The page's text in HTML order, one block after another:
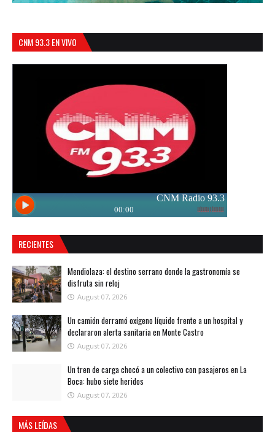
CNM 93.3 EN VIVO
RECIENTES
Mendiolaza: el destino serrano donde la gastronomía se
disfruta sin reloj
August 07, 2026
Un camión derramó oxígeno líquido frente a un hospital y
declararon alerta sanitaria en Monte Castro
August 07, 2026
Un tren de carga chocó a un colectivo con pasajeros en La
Boca: hubo siete heridos
August 07, 2026
MÁS LEÍDAS